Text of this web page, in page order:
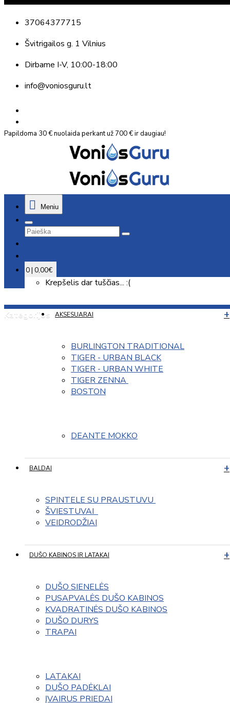
37064377715
Švitrigailos g. 1 Vilnius
Dirbame I-V, 10:00-18:00
info@voniosguru.lt
Papildoma 30 € nuolaida perkant už 700 € ir daugiau!
Meniu
0 | 0,00€
Krepšelis dar tuščias... :(
Kategorijos AKSESUARAI
BURLINGTON TRADITIONAL
TIGER - URBAN BLACK
TIGER - URBAN WHITE
TIGER ZENNA
BOSTON
DEANTE MOKKO
BALDAI
SPINTELE SU PRAUSTUVU
ŠVIESTUVAI
VEIDRODŽIAI
DUŠO KABINOS IR LATAKAI
DUŠO SIENELĖS
PUSAPVALĖS DUŠO KABINOS
KVADRATINĖS DUŠO KABINOS
DUŠO DURYS
TRAPAI
LATAKAI
DUŠO PADĖKLAI
ĮVAIRUS PRIEDAI